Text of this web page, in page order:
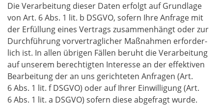
Die Ver­ar­bei­tung die­ser Daten erfolgt auf Grund­la­ge
von Art. 6 Abs. 1 lit. b DSGVO, sofern Ihre Anfra­ge mit
der Erfül­lung eines Ver­trags zusam­men­hängt oder zur
Durch­füh­rung vor­ver­trag­li­cher Maß­nah­men erfor­der­
lich ist. In allen übri­gen Fäl­len beruht die Ver­ar­bei­tung
auf unse­rem berech­tig­ten Inter­es­se an der effek­ti­ven
Bear­bei­tung der an uns gerich­te­ten Anfra­gen (Art.
6 Abs. 1 lit. f DSGVO) oder auf Ihrer Ein­wil­li­gung (Art.
6 Abs. 1 lit. a DSGVO) sofern die­se abge­fragt wurde.